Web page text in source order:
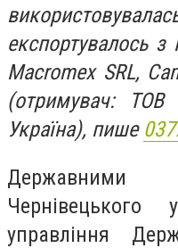
експортувалось з
Macromex SRL,
(отримувач:
Україна), пише
Чернівецького
управління